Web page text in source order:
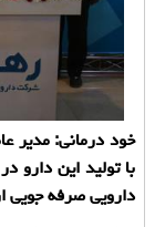
خود درمانی: مدیر
با تولید این دارو
دارویی صرفه جویی